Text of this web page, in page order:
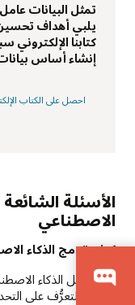
تمثل البيانات
يلبي أهداف تحسين
كتابنا
إنشاء أساس
احصل على الكتاب
الأسئلة
الاصطناعي
كيف تدمج الذكاء
يُعد تكامل الذكاء
رئيسة: التعرُّف على